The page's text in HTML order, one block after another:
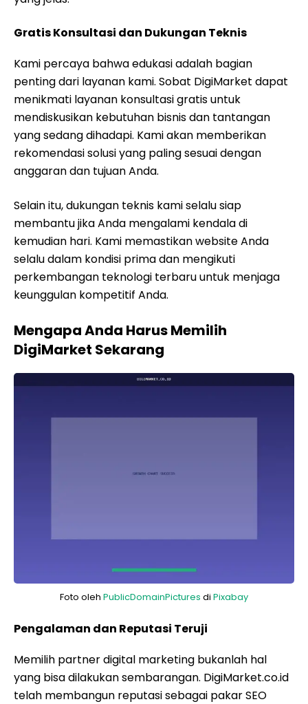
Gratis Konsultasi dan Dukungan Teknis
Kami percaya bahwa edukasi adalah bagian
penting dari layanan kami. Sobat DigiMarket dapat
menikmati layanan konsultasi gratis untuk
mendiskusikan kebutuhan bisnis dan tantangan
yang sedang dihadapi. Kami akan memberikan
rekomendasi solusi yang paling sesuai dengan
anggaran dan tujuan Anda.
Selain itu, dukungan teknis kami selalu siap
membantu jika Anda mengalami kendala di
kemudian hari. Kami memastikan website Anda
selalu dalam kondisi prima dan mengikuti
perkembangan teknologi terbaru untuk menjaga
keunggulan kompetitif Anda.
Mengapa Anda Harus Memilih
DigiMarket Sekarang
Foto oleh PublicDomainPictures di Pixabay
Pengalaman dan Reputasi Teruji
Memilih partner digital marketing bukanlah hal
yang bisa dilakukan sembarangan. DigiMarket.co.id
telah membangun reputasi sebagai pakar SEO